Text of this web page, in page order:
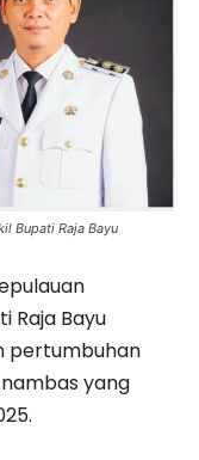
Bupati Raja Bayu
Raja Bayu
pertumbuhan
yang